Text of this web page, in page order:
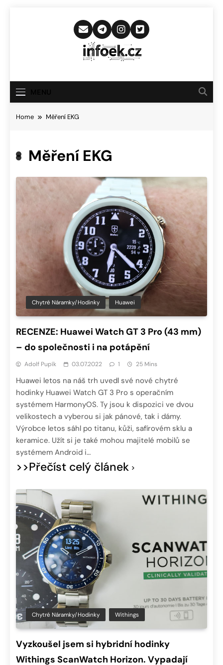
Infoek.cz
Novinkám
Home Měření EKG
Měření EKG
Chytré Náramky/hodinky Huawei
RECENZE: Huawei Watch GT 3 Pro (43 mm)
– do společnosti i na potápění
Adolf Pupík 03.07.2022 1 25 Mins
Huawei letos na náš trh uvedl své nové chytré
hodinky Huawei Watch GT 3 Pro s operačním
systémem HarmonyOS. Ty jsou k dispozici ve dvou
velikostech a vyberou si jak pánové, tak i dámy.
Výrobce letos sáhl po titanu, kůži, safírovém sklu a
keramice. Užít si je také mohou majitelé mobilů se
systémem Android i…
>>Přečíst celý článek
Chytré Náramky/hodinky Withings
Vyzkoušel jsem si hybridní hodinky
Withings ScanWatch Horizon. Vypadají